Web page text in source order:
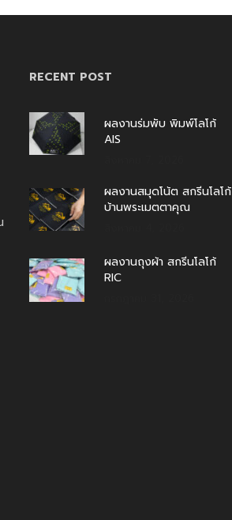
RECENT POST
ผลงานร่มพับ พิมพ์โลโก้
AIS
ผลงานสมุดโน้ต สกรีนโลโก้
บ้านพระเมตตาคุณ
ผลงานถุงผ้า สกรีนโลโก้
RIC